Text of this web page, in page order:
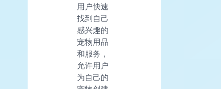
用户快速
找到自己
感兴趣的
宠物用品
和服务，
允许用户
为自己的